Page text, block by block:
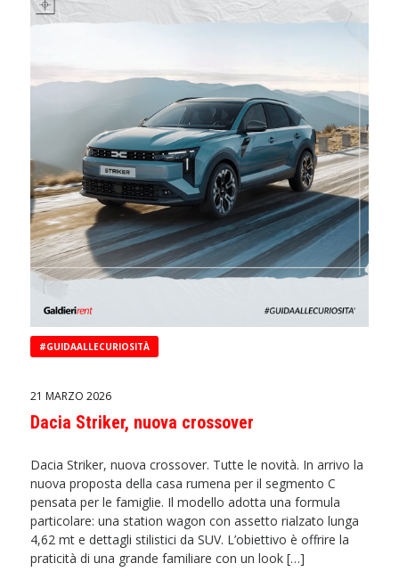
#GUIDAALLECURIOSITÀ
21 MARZO 2026
Dacia Striker, nuova crossover
Dacia Striker, nuova crossover. Tutte le novità. In arrivo la
nuova proposta della casa rumena per il segmento C
pensata per le famiglie. Il modello adotta una formula
particolare: una station wagon con assetto rialzato lunga
4,62 mt e dettagli stilistici da SUV. L’obiettivo è offrire la
praticità di una grande familiare con un look […]